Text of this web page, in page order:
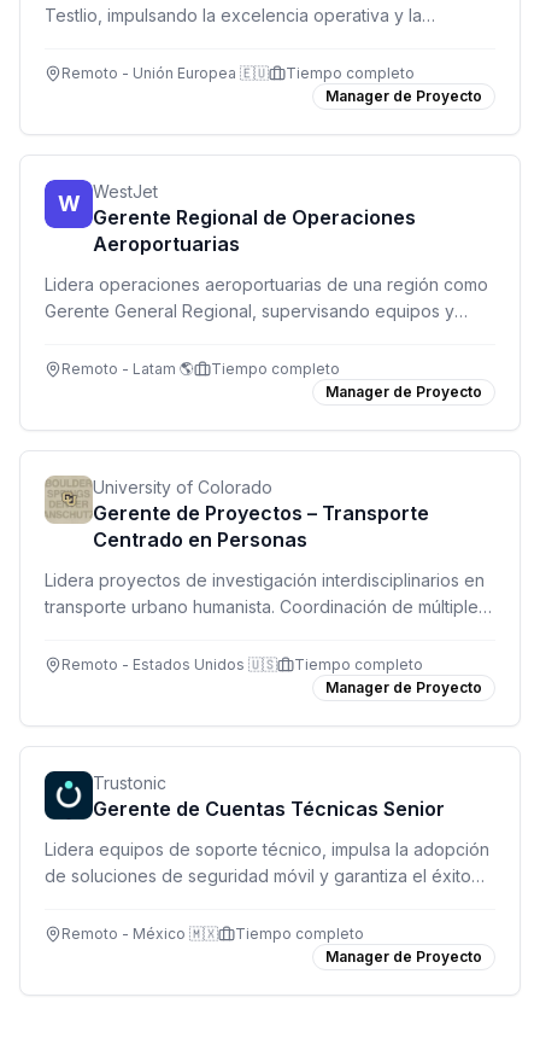
Testlio, impulsando la excelencia operativa y la
Remoto - Unión Europea 🇪🇺
Tiempo completo
Manager de Proyecto
W WestJet
Gerente Regional de Operaciones
Aeroportuarias
Lidera operaciones aeroportuarias de una región como
Gerente General Regional, supervisando equipos y
cliente.
Remoto - Latam 🌎
Tiempo completo
Manager de Proyecto
University of Colorado
Gerente de Proyectos – Transporte
Centrado en Personas
Lidera proyectos de investigación interdisciplinarios en
transporte urbano humanista. Coordinación de múltiples
en una universidad de investigación de primer nivel.
Remoto - Estados Unidos 🇺🇸
Tiempo completo
Manager de Proyecto
Trustonic
Gerente de Cuentas Técnicas Senior
Lidera equipos de soporte técnico, impulsa la adopción
de soluciones de seguridad móvil y garantiza el éxito
Remoto - México 🇲🇽
Tiempo completo
Manager de Proyecto